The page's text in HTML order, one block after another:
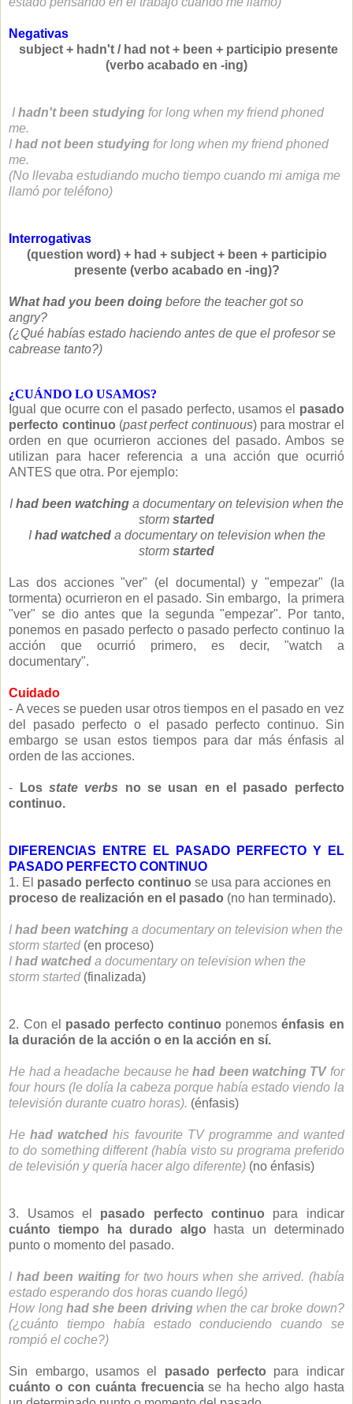
Negativas
subject + hadn't / had not + been + participio presente
(verbo acabado en -ing)
Ihadn't been studying for long when my friend phoned
me.
Ihad notbeen studying for long when my friend phoned
me.
(No llevaba estudiando mucho tiempo cuando mi amiga me
llamó por teléfono)
Interrogativas
(question word) + had + subject + been + participio
presente (verbo acabado en -ing)?
What had you been doing before the teacher got so
angry?
(¿Qué habías estado haciendo antes de que el profesor se
cabrease tanto?)
¿CUÁNDO LO USAMOS?
Igual que ocurre con el pasado perfecto, usamos el pasado
perfecto continuo (past perfect continuous) para mostrar el
orden en que ocurrieron acciones del pasado. Ambos se
utilizan para hacer referencia a una acción que ocurrió
ANTES que otra. Por ejemplo:
Ihad been watching a documentary on television when the
storm started
Ihad watched a documentary on television when the
storm started
Las dos acciones "ver" (el documental) y "empezar" (la
tormenta) ocurrieron en el pasado. Sin embargo, la primera
"ver" se dio antes que la segunda "empezar". Por tanto,
ponemos en pasado perfecto o pasado perfecto continuo la
acción que ocurrió primero, es decir, "watch a
documentary".
Cuidado
- A veces se pueden usar otros tiempos en el pasado en vez
del pasado perfecto o el pasado perfecto continuo. Sin
embargo se usan estos tiempos para dar más énfasis al
orden de las acciones.
- Losstate verbs no se usan en el pasado perfecto
continuo.
DIFERENCIAS ENTRE EL PASADO PERFECTO Y EL
PASADO PERFECTO CONTINUO
1. El pasado perfecto continuo se usa para acciones en
proceso de realización en el pasado (no han terminado).
I had been watching a documentary on television when the
storm started(en proceso)
I had watcheda documentary on television when the
storm started(finalizada)
2. Con el pasado perfecto continuo ponemosénfasis en
la duración de la acción o en la acción en sí.
He had a headache because hehad been watching TV for
four hours (le dolía la cabeza porque había estado viendo la
televisión durante cuatro horas). (énfasis)
Hehad watched his favourite TV programme and wanted
to do something different (había visto su programa preferido
de televisión y quería hacer algo diferente) (no énfasis)
3. Usamos el pasado perfecto continuo para indicar
cuánto tiempo ha durado algo hasta un determinado
punto o momento del pasado.
I had been waitingfor two hours when she arrived. (había
estado esperando dos horas cuando llegó)
How long had she been drivingwhen the car broke down?
(¿cuánto tiempo había estado conduciendo cuando se
rompió el coche?)
Sin embargo, usamos el pasado perfecto para indicar
cuánto o con cuánta frecuenciase ha hecho algo hasta